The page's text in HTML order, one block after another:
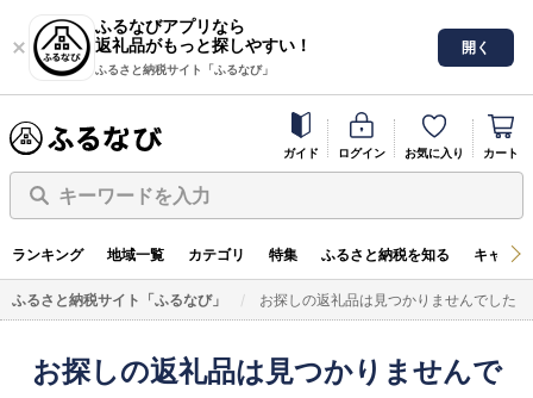
ふるなびアプリなら
返礼品がもっと探しやすい！
ふるさと納税サイト「ふるなび」
開く
ガイド ログイン お気に入り カート
キーワードを入力
ランキング 地域一覧 カテゴリ 特集 ふるさと納税を知る キャン
ふるさと納税サイト「ふるなび」 お探しの返礼品は見つかりませんでした
お探しの返礼品は見つかりませんで